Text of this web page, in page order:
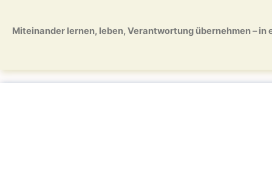
springen
springen
Miteinander lernen, leben, Verantwortung übernehmen – in